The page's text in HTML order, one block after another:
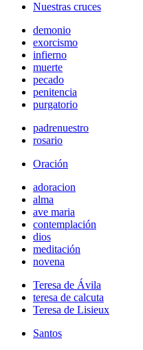
Nuestras cruces
demonio
exorcismo
infierno
muerte
pecado
penitencia
purgatorio
padrenuestro
rosario
Oración
adoracion
alma
ave maria
contemplación
dios
meditación
novena
Teresa de Ávila
teresa de calcuta
Teresa de Lisieux
Santos